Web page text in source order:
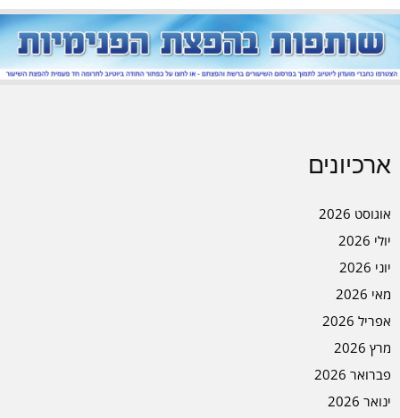
ארכיונים
אוגוסט 2026
יולי 2026
יוני 2026
מאי 2026
אפריל 2026
מרץ 2026
פברואר 2026
ינואר 2026